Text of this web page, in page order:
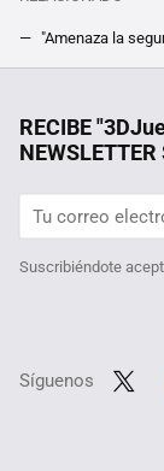
RECIBE
Suscribiéndote
Síguenos